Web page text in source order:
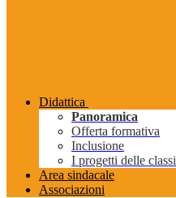
Didattica
Panoramica
Offerta formativa
Inclusione
I progetti delle classi
Area sindacale
Associazioni